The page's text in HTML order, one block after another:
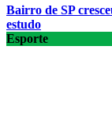
Bairro de SP
estudo
Esporte